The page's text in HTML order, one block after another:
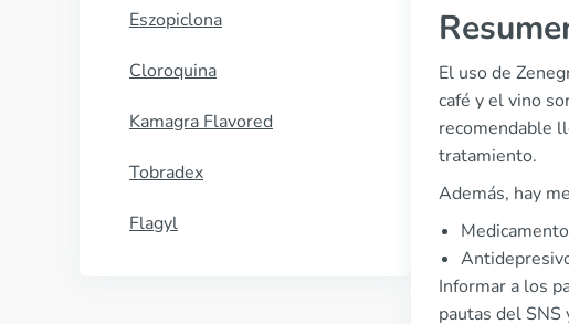
Eszopiclona
Cloroquina
Kamagra Flavored
Tobradex
Flagyl
El uso de
café y el vino
recomendable
tratamiento.
Además, hay
Informar a los
pautas del SNS